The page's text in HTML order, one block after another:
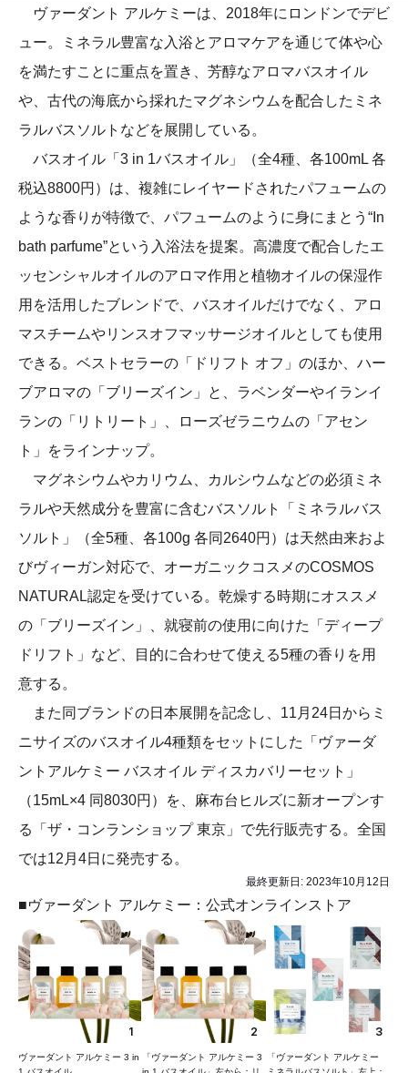
ヴァーダント アルケミーは、2018年にロンドンでデビ
ュー。ミネラル豊富な入浴とアロマケアを通じて体や心
を満たすことに重点を置き、芳醇なアロマバスオイル
や、古代の海底から採れたマグネシウムを配合したミネ
ラルバスソルトなどを展開している。
バスオイル「3 in 1バスオイル」（全4種、各100mL 各
税込8800円）は、複雑にレイヤードされたパフュームの
ような香りが特徴で、パフュームのように身にまとう“In
bath parfume”という入浴法を提案。高濃度で配合したエ
ッセンシャルオイルのアロマ作用と植物オイルの保湿作
用を活用したブレンドで、バスオイルだけでなく、アロ
マスチームやリンスオフマッサージオイルとしても使用
できる。ベストセラーの「ドリフト オフ」のほか、ハー
ブアロマの「ブリーズイン」と、ラベンダーやイランイ
ランの「リトリート」、ローズゼラニウムの「アセン
ト」をラインナップ。
マグネシウムやカリウム、カルシウムなどの必須ミネ
ラルや天然成分を豊富に含むバスソルト「ミネラルバス
ソルト」（全5種、各100g 各同2640円）は天然由来およ
びヴィーガン対応で、オーガニックコスメのCOSMOS
NATURAL認定を受けている。乾燥する時期にオススメ
の「ブリーズイン」、就寝前の使用に向けた「ディープ
ドリフト」など、目的に合わせて使える5種の香りを用
意する。
また同ブランドの日本展開を記念し、11月24日からミ
ニサイズのバスオイル4種類をセットにした「ヴァーダ
ントアルケミー バスオイル ディスカバリーセット」
（15mL×4 同8030円）を、麻布台ヒルズに新オープンす
る「ザ・コンランショップ 東京」で先行販売する。全国
では12月4日に発売する。
最終更新日: 2023年10月12日
■ヴァーダント アルケミー：公式オンラインストア
1
ヴァーダント アルケミー 3 in
2
「ヴァーダント アルケミー 3
3
「ヴァーダント アルケミー